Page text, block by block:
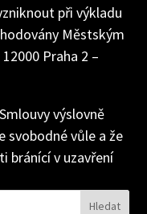
při výkladu
Městským
Praha 2 –
výslovně
svobodné vůle a že
bránící v uzavření
Hledat